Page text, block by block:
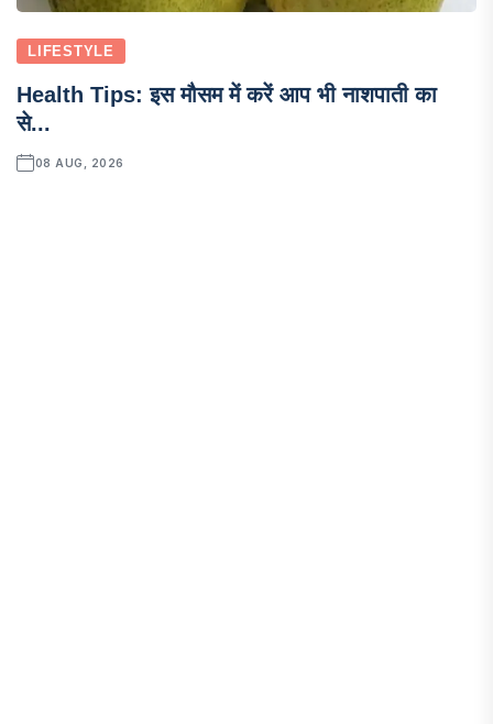
LIFESTYLE
Health Tips: इस मौसम में करें आप भी नाशपाती का
से...
08 AUG, 2026